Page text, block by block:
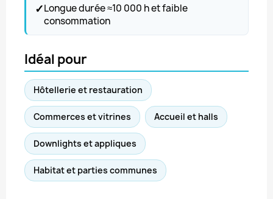
✓Longue durée ≈10 000 h et faible
consommation
Idéal pour
Hôtellerie et restauration
Commerces et vitrines Accueil et halls
Downlights et appliques
Habitat et parties communes